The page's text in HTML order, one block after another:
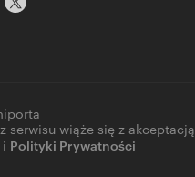
serwisu wiąże się z akceptacją
i Polityki Prywatności